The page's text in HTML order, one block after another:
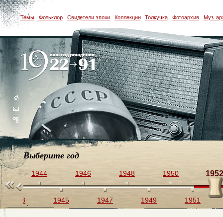
Темы Фольклор Свидетели эпохи Коллекции Толкучка Фотоархив Муз.
Выберите год
1943
1944
1945
1946
1947
1948
1949
1950
1951
1952